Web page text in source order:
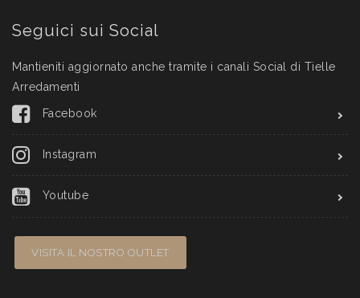
Seguici sui Social
Mantieniti aggiornato anche tramite i canali Social di Tielle
Arredamenti
Facebook
Instagram
Youtube
VISITA IL NOSTRO OUTLET